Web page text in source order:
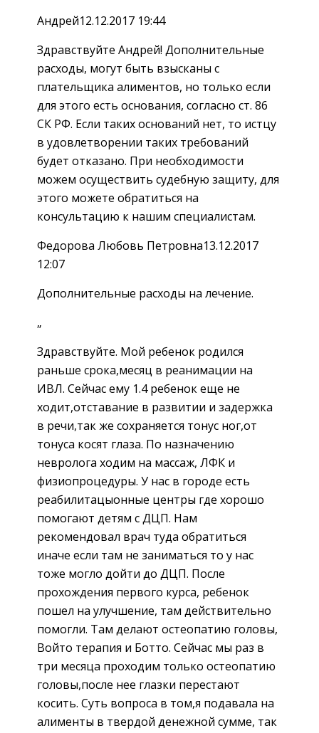
Андрей12.12.2017 19:44
Здравствуйте Андрей! Дополнительные
расходы, могут быть взысканы с
плательщика алиментов, но только если
для этого есть основания, согласно ст. 86
СК РФ. Если таких оснований нет, то истцу
в удовлетворении таких требований
будет отказано. При необходимости
можем осуществить судебную защиту, для
этого можете обратиться на
консультацию к нашим специалистам.
Федорова Любовь Петровна13.12.2017
12:07
Дополнительные расходы на лечение.
„
Здравствуйте. Мой ребенок родился
раньше срока,месяц в реанимации на
ИВЛ. Сейчас ему 1.4 ребенок еще не
ходит,отставание в развитии и задержка
в речи,так же сохраняется тонус ног,от
тонуса косят глаза. По назначению
невролога ходим на массаж, ЛФК и
физиопроцедуры. У нас в городе есть
реабилитацыонные центры где хорошо
помогают детям с ДЦП. Нам
рекомендовал врач туда обратиться
иначе если там не заниматься то у нас
тоже могло дойти до ДЦП. После
прохождения первого курса, ребенок
пошел на улучшение, там действительно
помогли. Там делают остеопатию головы,
Войто терапия и Ботто. Сейчас мы раз в
три месяца проходим только остеопатию
головы,после нее глазки перестают
косить. Суть вопроса в том,я подавала на
алименты в твердой денежной сумме, так